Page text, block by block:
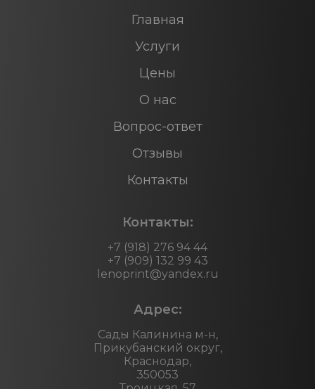
Контакты:
+7 (918) 276 94 44
+7 (909) 132 99 43
lenoprint@yandex.ru
Адрес:
Сады Калинина м-н,
Прикубанский округ,
Краснодар,
350053
Главная
Услуги
Цены
О нас
Вопрос-ответ
Отзывы
Контакты